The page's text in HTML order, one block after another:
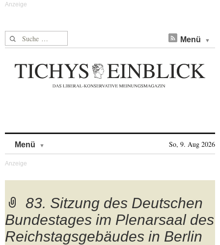
Suche nach: Menü
Menü So, 9. Aug 2026
83. Sitzung des Deutschen
Bundestages im Plenarsaal des
Reichstagsgebäudes in Berlin